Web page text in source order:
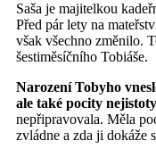
Saša je majitelkou
Před pár lety na
však všechno změnilo.
šestiměsíčního Tobiáše.
Narození Tobyho
ale také pocity nejistoty
nepřipravovala. Měla
zvládne a zda ji dokáže